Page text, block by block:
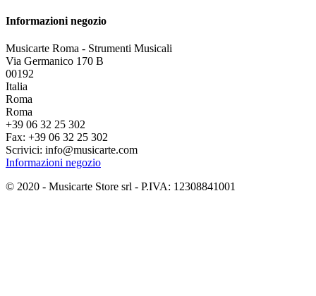
Informazioni negozio
Musicarte Roma - Strumenti Musicali
Via Germanico 170 B
00192
Italia
Roma
Roma
+39 06 32 25 302
Fax: +39 06 32 25 302
Scrivici: info@musicarte.com
Informazioni negozio
© 2020 - Musicarte Store srl - P.IVA: 12308841001